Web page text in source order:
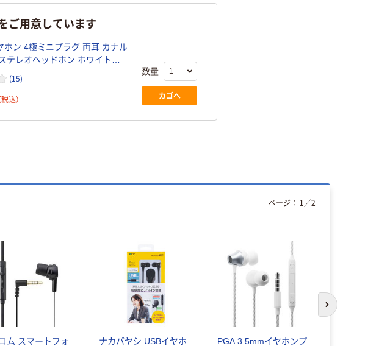
ご用意しています
ホン 4極ミニプラグ 両耳 カナル
テレオヘッドホン ホワイト
エレコム 1個
(15)
税込）
数量
カゴへ
ム スマートフォ
ナカバヤシ USBイヤホ
PGA 3.5mmイヤホンプ
ページ： 1 ／2
次のスライド